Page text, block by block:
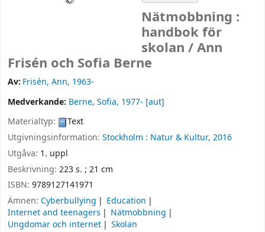
Nätmobbning :
handbok för
skolan /Ann
Frisén och Sofia Berne
Av: Frisén, Ann, 1963-
Medverkande: Berne, Sofia, 1977- [aut]
Materialtyp:
Text
Utgivningsinformation: Stockholm : Natur & Kultur, 2016
Utgåva: 1. uppl
Beskrivning: 223 s. ; 21 cm
ISBN: 9789127141971
Ämnen: Cyberbullying
Education
Internet and teenagers
Nätmobbning
Ungdomar och internet
Skolan